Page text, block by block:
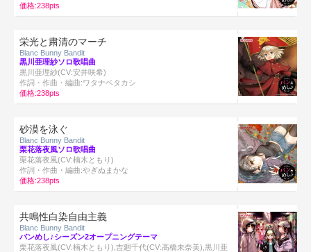
価格:238pts
栄光と粛清のマーチ
Blanc Bunny Bandit
黒川亜理紗ソロ歌唱曲
黒川亜理紗(CV:安井咲希)
作詞・作曲・編曲:ワタナベタカシ
価格:238pts
砂漠を泳ぐ
Blanc Bunny Bandit
栗花落夜風ソロ歌唱曲
栗花落夜風(CV:楠木ともり)
作詞・作曲・編曲:やぎぬまかな
価格:238pts
共鳴性白染自由主義
Blanc Bunny Bandit
バンめし♪シーズン2オープニングテーマ
栗花落夜風(CV:楠木ともり),吉廻千代(CV:高橋未奈美),黒川亜